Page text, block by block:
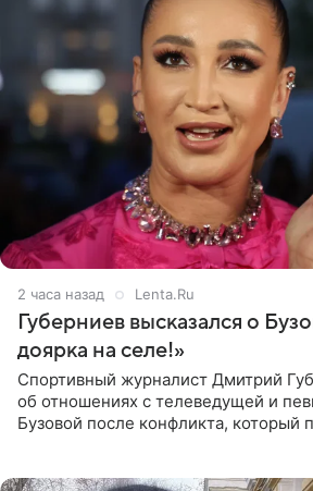
2 часа назад Lenta.Ru
Губерниев высказался о
доярка на селе!»
Спортивный журналист Дмитрий
об отношениях с телеведущей и
Бузовой после конфликта,